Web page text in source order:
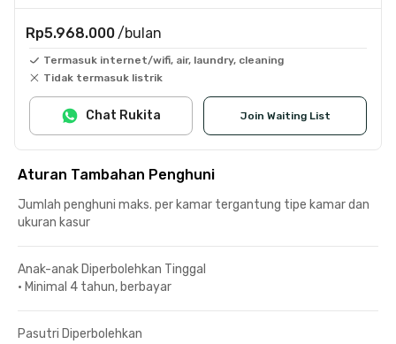
Rp5.968.000 /bulan
Termasuk internet/wifi, air, laundry, cleaning
Tidak termasuk listrik
Join Waiting List
Chat Rukita
Aturan Tambahan Penghuni
Jumlah penghuni maks. per kamar tergantung tipe kamar dan
ukuran kasur
Anak-anak Diperbolehkan Tinggal
• Minimal 4 tahun, berbayar
Pasutri Diperbolehkan